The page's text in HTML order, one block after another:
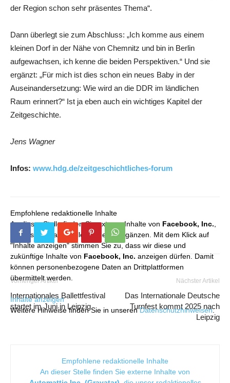
der Region schon sehr präsentes Thema“.
Dann überlegt sie zum Abschluss: „Ich komme aus einem
kleinen Dorf in der Nähe von Chemnitz und bin in Berlin
aufgewachsen, ich kenne die beiden Perspektiven.“ Und sie
ergänzt: „Für mich ist dies schon ein neues Baby in der
Auseinandersetzung: Wie wird an die DDR im ländlichen
Raum erinnert?“ Ist ja eben auch ein wichtiges Kapitel der
Zeitgeschichte.
Jens Wagner
Infos: www.hdg.de/zeitgeschichtliches-forum
Empfohlene redaktionelle Inhalte
An dieser Stelle finden Sie externe Inhalte von Facebook, Inc.,
die unser redaktionelles Angebot ergänzen. Mit dem Klick auf
"Inhalte anzeigen" stimmen Sie zu, dass wir diese und
zukünftige Inhalte von Facebook, Inc. anzeigen dürfen. Damit
können personenbezogene Daten an Drittplattformen
übermittelt werden.
Inhalte anzeigen
Weitere Hinweise finden Sie in unserenDatenschutzhinweisen.
Vorheriger Artikel
Internationales Ballettfestival
startet im Juni in Leipzig
Nächster Artikel
Das Internationale Deutsche
Turnfest kommt 2025 nach
Leipzig
Empfohlene redaktionelle Inhalte
An dieser Stelle finden Sie externe Inhalte von